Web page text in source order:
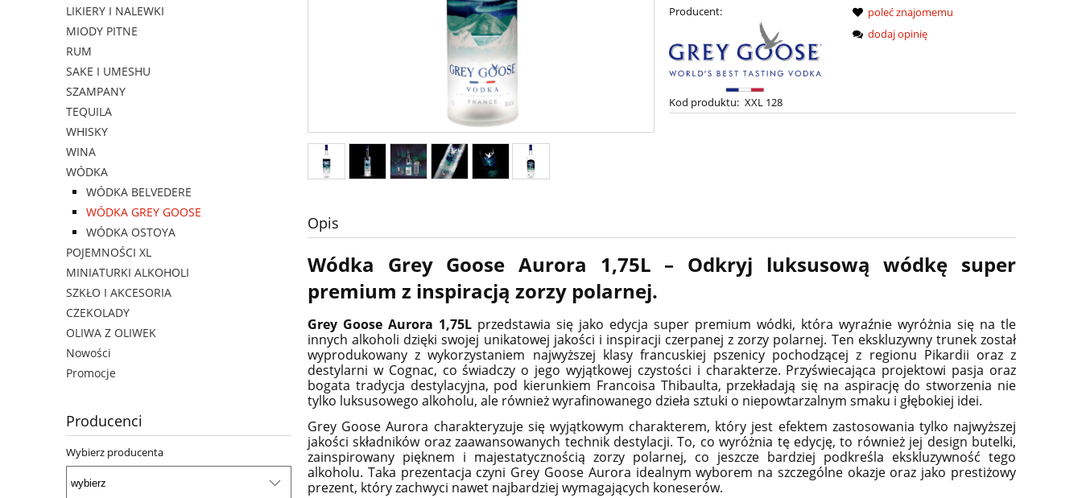
LIKIERY I NALEWKI
MIODY PITNE
RUM
SAKE I UMESHU
SZAMPANY
TEQUILA
WHISKY
WINA
WÓDKA
WÓDKA BELVEDERE
WÓDKA GREY GOOSE
WÓDKA OSTOYA
POJEMNOŚCI XL
MINIATURKI ALKOHOLI
SZKŁO I AKCESORIA
CZEKOLADY
OLIWA Z OLIWEK
Nowości
Promocje
Producenci
Wybierz producenta
Producent:
Kod produktu: XXL 128
poleć znajomemu
dodaj opinię
Opis
Wódka Grey Goose Aurora 1,75L – Odkryj luksusową wódkę super
premium z inspiracją zorzy polarnej.
Grey Goose Aurora 1,75L przedstawia się jako edycja super premium wódki, która wyraźnie wyróżnia się na tle
innych alkoholi dzięki swojej unikatowej jakości i inspiracji czerpanej z zorzy polarnej. Ten ekskluzywny trunek został
wyprodukowany z wykorzystaniem najwyższej klasy francuskiej pszenicy pochodzącej z regionu Pikardii oraz z
destylarni w Cognac, co świadczy o jego wyjątkowej czystości i charakterze. Przyświecająca projektowi pasja oraz
bogata tradycja destylacyjna, pod kierunkiem Francoisa Thibaulta, przekładają się na aspirację do stworzenia nie
tylko luksusowego alkoholu, ale również wyrafinowanego dzieła sztuki o niepowtarzalnym smaku i głębokiej idei.
Grey Goose Aurora charakteryzuje się wyjątkowym charakterem, który jest efektem zastosowania tylko najwyższej
jakości składników oraz zaawansowanych technik destylacji. To, co wyróżnia tę edycję, to również jej design butelki,
zainspirowany pięknem i majestatycznością zorzy polarnej, co jeszcze bardziej podkreśla ekskluzywność tego
alkoholu. Taka prezentacja czyni Grey Goose Aurora idealnym wyborem na szczególne okazje oraz jako prestiżowy
prezent, który zachwyci nawet najbardziej wymagających koneserów.